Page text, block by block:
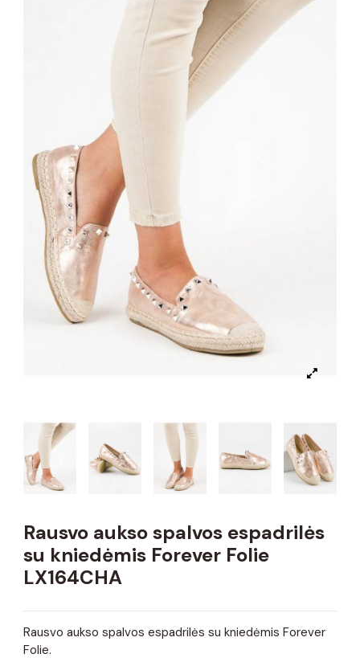
Rausvo aukso spalvos espadrilės
su kniedėmis Forever Folie
LX164CHA
Rausvo aukso spalvos espadrilės su kniedėmis Forever
Folie.